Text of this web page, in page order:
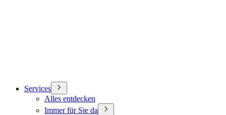
Services
Alles entdecken
Immer für Sie da